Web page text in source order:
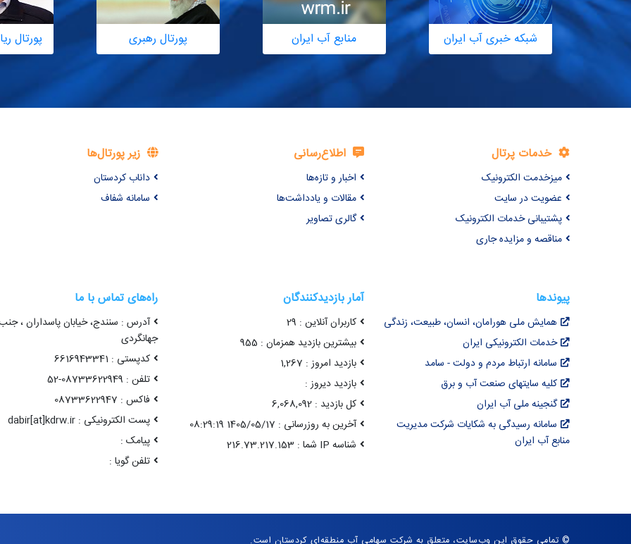
شبکه خبری آب ایران منابع آب ایران پورتال رهبری پورتال
خدمات پرتال
میزخدمت الکترونیک
عضویت در سایت
پشتیبانی خدمات الکترونیک
مناقصه و مزایده جاری
اطلاع‌رسانی
اخبار و تازه‌ها
مقالات و یادداشت‌ها
گالری تصاویر
زیر پورتال‌ها
داناب کردستان
سامانه شفاف
پیوندها
همایش ملی هورامان، انسان، طبیعت، زندگی
خدمات الکترونیکی ایران
سامانه ارتباط مردم و دولت - سامد
کلیه سایتهای صنعت آب و برق
گنجینه ملی آب ایران
سامانه رسیدگی به شکایات شرکت مدیریت
منابع آب ایران
آمار بازدیدکنندگان
کاربران آنلاین : 29
بیشترین بازدید همزمان : 955
بازدید امروز : 1,267
بازدید دیروز :
کل بازدید : 6,068,092
آخرین به روزرسانی : 1405/05/17 08:29:19
شناسه IP شما : 216.73.217.153
راه‌های تماس با ما
آدرس : سنندج، خیابان پاسداران ،
جهانگردی
کدپستی : 6616943341
تلفن : 08733622949-52
فاکس : 08733622947
پست الکترونیکی : dabir[at]kdrw.ir
پیامک :
تلفن گویا :
© تمامی حقوق این وب‌سایت، متعلق به شرکت سهامی آب منطقه‌ای کردستان است.